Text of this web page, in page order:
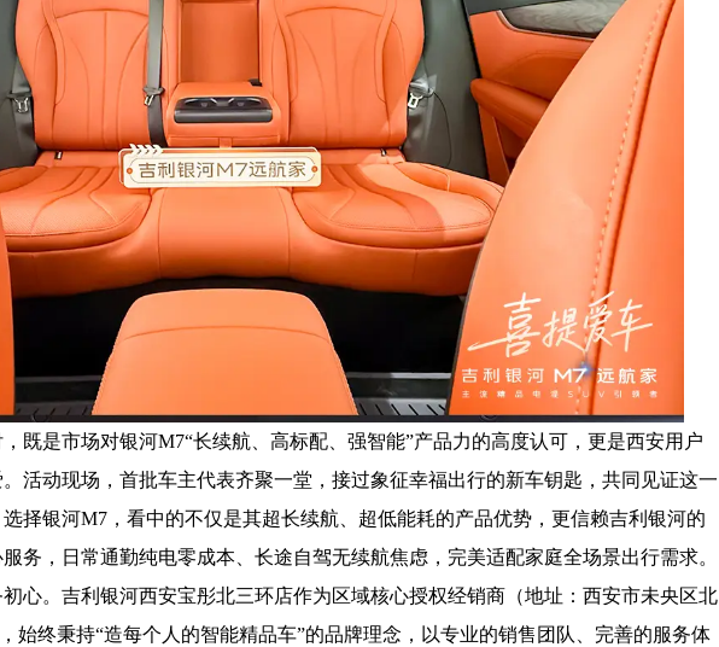
既是市场对银河M7“长续航、高标配、强智能”产品力的高度认可，更是西安用户
活动现场，首批车主代表齐聚一堂，接过象征幸福出行的新车钥匙，共同见证这一
择银河M7，看中的不仅是其超长续航、超低能耗的产品优势，更信赖吉利银河的
务，日常通勤纯电零成本、长途自驾无续航焦虑，完美适配家庭全场景出行需求。
心。吉利银河西安宝彤北三环店作为区域核心授权经销商（地址：西安市未央区北
始终秉持“造每个人的智能精品车”的品牌理念，以专业的销售团队、完善的服务体